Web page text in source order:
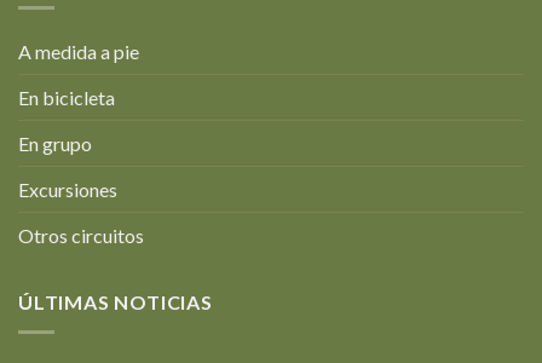
A medida a pie
En bicicleta
En grupo
Excursiones
Otros circuitos
ÚLTIMAS NOTICIAS